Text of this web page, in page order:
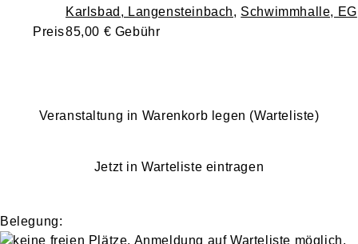
Karlsbad, Langensteinbach, Schwimmhalle, EG
Preis85,00 € Gebühr
Veranstaltung in Warenkorb legen (Warteliste)
Jetzt in Warteliste eintragen
Belegung: